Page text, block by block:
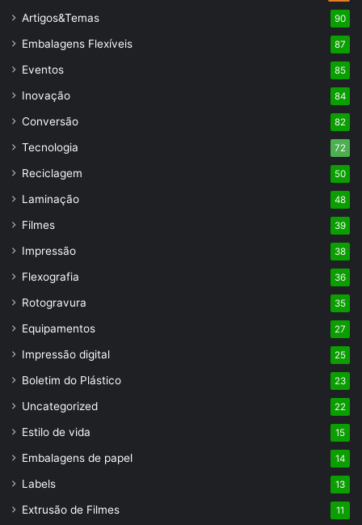
Artigos&Temas 90
Embalagens Flexíveis 87
Eventos 85
Inovação 84
Conversão 82
Tecnologia 72
Reciclagem 50
Laminação 48
Filmes 39
Impressão 38
Flexografia 36
Rotogravura 35
Equipamentos 27
Impressão digital 25
Boletim do Plástico 23
Uncategorized 22
Estilo de vida 15
Embalagens de papel 14
Labels 13
Extrusão de Filmes 11